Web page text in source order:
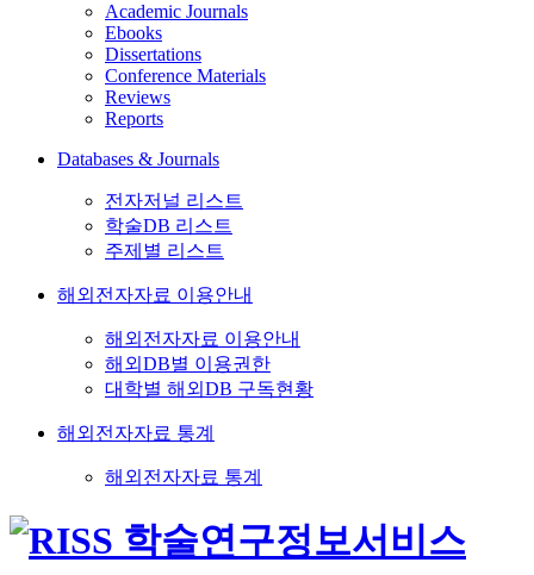
Academic Journals
Ebooks
Dissertations
Conference Materials
Reviews
Reports
Databases & Journals
전자저널 리스트
학술DB 리스트
주제별 리스트
해외전자자료 이용안내
해외전자자료 이용안내
해외DB별 이용권한
대학별 해외DB 구독현황
해외전자자료 통계
해외전자자료 통계